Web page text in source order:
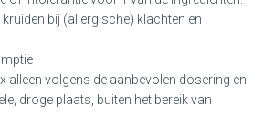
bij (allergische) klachten en
alleen volgens de aanbevolen dosering en
droge plaats, buiten het bereik van